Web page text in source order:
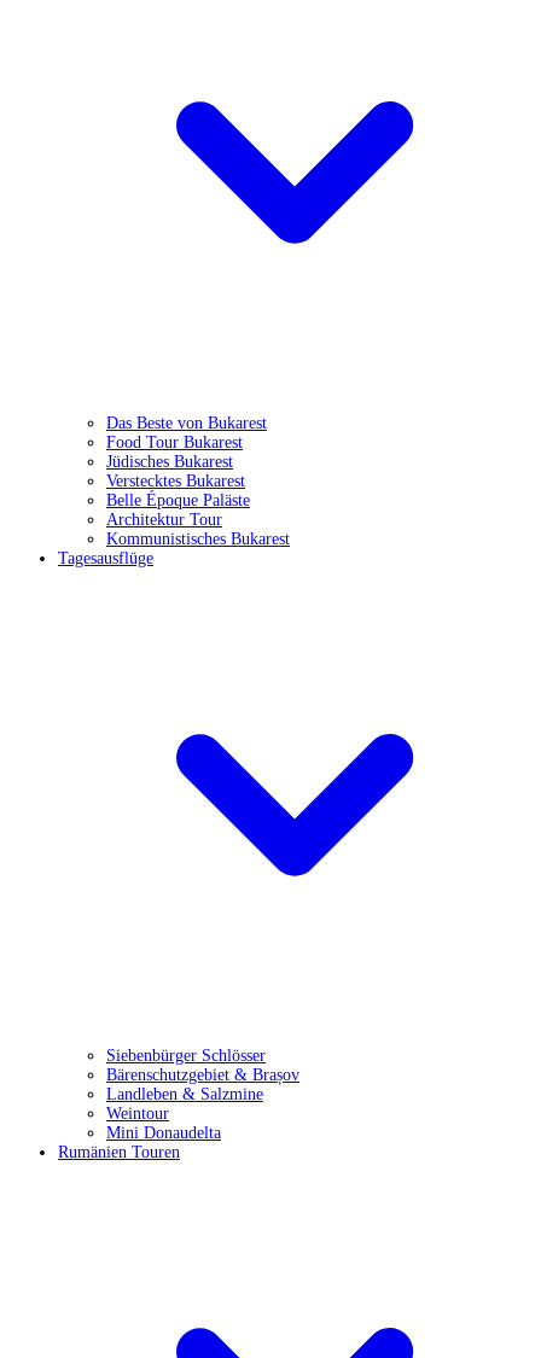
Das Beste von Bukarest
Food Tour Bukarest
Jüdisches Bukarest
Verstecktes Bukarest
Belle Époque Paläste
Architektur Tour
Kommunistisches Bukarest
Tagesausflüge
Siebenbürger Schlösser
Bärenschutzgebiet & Brașov
Landleben & Salzmine
Weintour
Mini Donaudelta
Rumänien Touren